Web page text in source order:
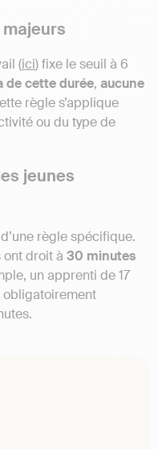
(ici) fixe le seuil à 6
de cette durée, aucune
règle s’applique
ou du type de
jeunes
règle spécifique.
ont droit à 30 minutes
un apprenti de 17
obligatoirement